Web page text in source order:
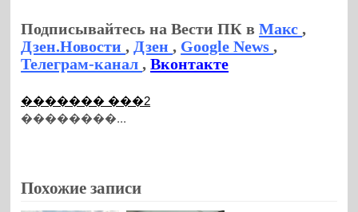
Подписывайтесь на Вести ПК вМакс,
Дзен.Новости, Дзен, Google News,
Телеграм-канал,Вконтакте
������� ���2
��������...
Похожие записи